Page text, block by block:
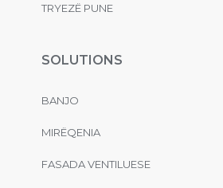
TRYEZË PUNE
SOLUTIONS
BANJO
MIRËQENIA
FASADA VENTILUESE